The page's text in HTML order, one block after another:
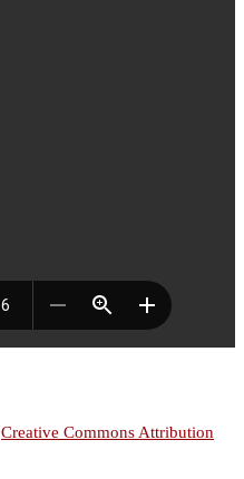
Creative Commons Attribution